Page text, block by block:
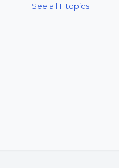
See all 11 topics